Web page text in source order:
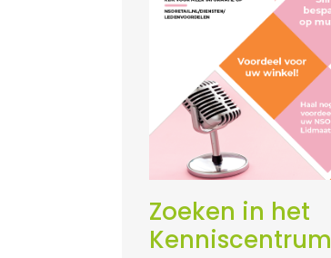
Zoeken in het
Kenniscentrum